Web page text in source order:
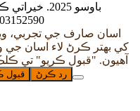
03152590. ويب سائيٽ پاران
اسان صارف جي تجربي،
کي بهتر ڪرڻ لاء اسان جي
آهيون. "قبول ڪريو" تي
قبول رد ڪرڻ